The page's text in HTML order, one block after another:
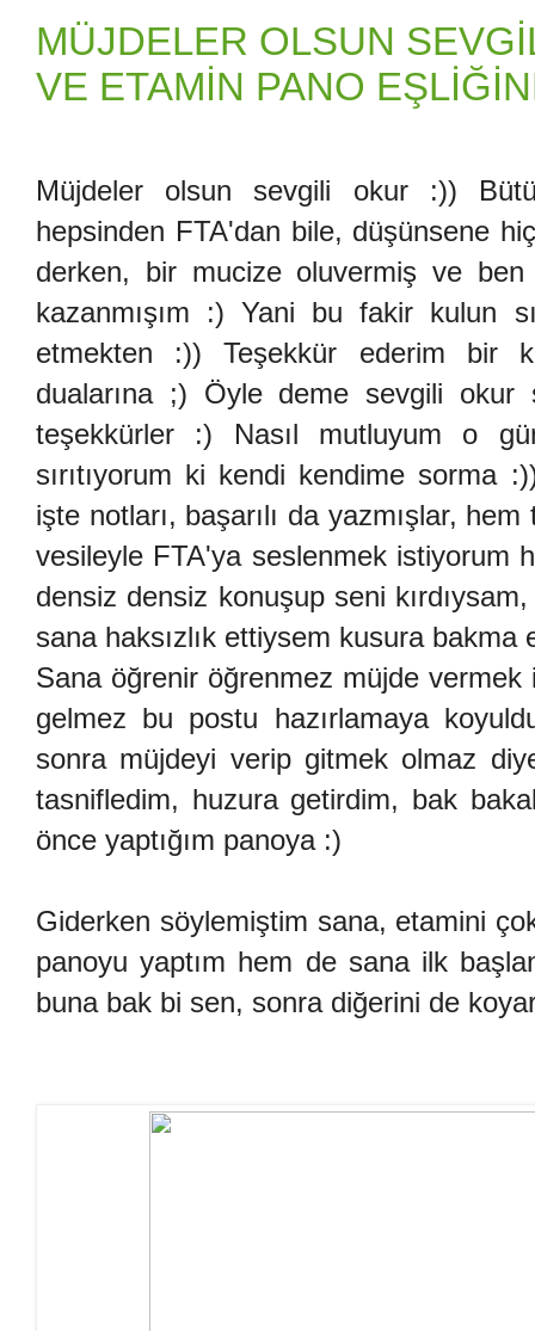
MÜJDELER OLSUN
VE ETAMİN PANO
Müjdeler olsun sevgili okur :))
hepsinden FTA'dan bile, düşünsene
derken, bir mucize oluvermiş ve
kazanmışım :) Yani bu fakir kulun
etmekten :)) Teşekkür ederim bir
dualarına ;) Öyle deme sevgili okur
teşekkürler :) Nasıl mutluyum o
sırıtıyorum ki kendi kendime sorma
işte notları, başarılı da yazmışlar,
vesileyle FTA'ya seslenmek istiyorum
densiz densiz konuşup seni
sana haksızlık ettiysem kusura
Sana öğrenir öğrenmez müjde
gelmez bu postu hazırlamaya
sonra müjdeyi verip gitmek olmaz
tasnifledim, huzura getirdim, bak
önce yaptığım panoya :)
Giderken söylemiştim sana, etamini
panoyu yaptım hem de sana ilk
buna bak bi sen, sonra diğerini de